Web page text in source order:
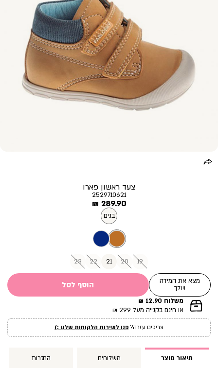
צעד ראשון פארו
2529710621
מחיר
מוצר
289.90 ₪
בנים
19
20
21
22
23
מצא את המידה
שלך
הוסף לסל
|
תומך
עמוד
מוצר
משלוח 12.90 ₪
או חינם בקנייה מעל 299 ₪
צריכים עזרה?פנו לשירות הלקוחות שלנו :)
תיאור מוצר משלוחים החזרות